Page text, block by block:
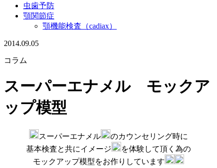
虫歯予防
顎関節症
顎機能検査（cadiax）
2014.09.05
コラム
スーパーエナメル モックア
ップ模型
スーパーエナメル
のカウンセリング時に
基本検査と共にイメージ
を体験して頂く為の
モックアップ模型をお作りしています